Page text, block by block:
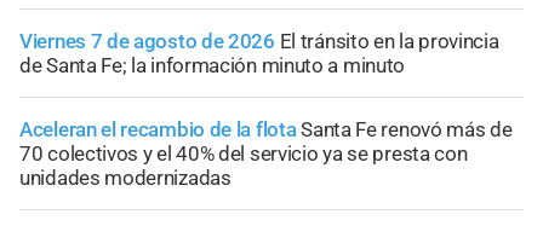
Viernes 7 de agosto de 2026 El tránsito en la provincia
de Santa Fe; la información minuto a minuto
Aceleran el recambio de la flotaSanta Fe renovó más de
70 colectivos y el 40% del servicio ya se presta con
unidades modernizadas